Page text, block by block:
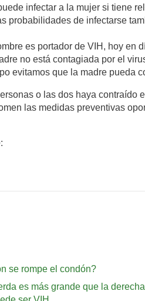
infectar a la mujer si tiene
probabilidades de infectarse
es portador de VIH, hoy en
no está contagiada por el
evitamos que la madre pueda
o las dos haya
las medidas preventivas
se rompe el condón?
es más grande que la